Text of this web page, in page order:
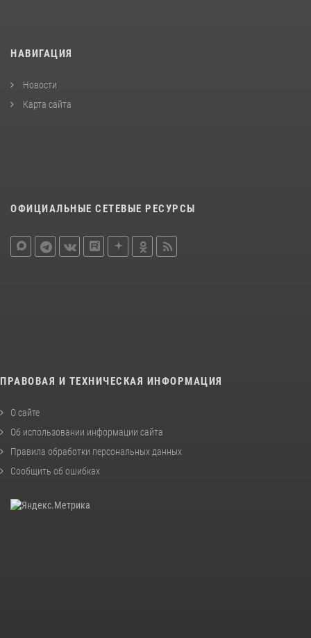
НАВИГАЦИЯ
Новости
Карта сайта
ОФИЦИАЛЬНЫЕ СЕТЕВЫЕ РЕСУРСЫ
ПРАВОВАЯ И ТЕХНИЧЕСКАЯ ИНФОРМАЦИЯ
О сайте
Об использовании информации сайта
Правила обработки персональных данных
Сообщить об ошибках